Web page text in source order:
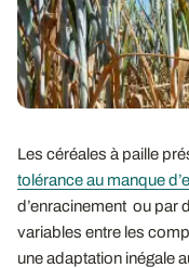
Les céréales à paille
tolérance au manque
d’enracinement ou par
variables entre les
une adaptation inégale